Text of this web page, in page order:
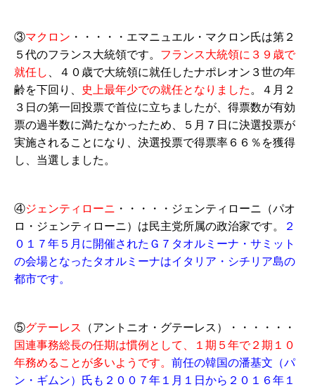
③マクロン ・・・・・エマニュエル・マクロン氏は第２
５代のフランス大統領です。 フランス大統領に３９歳で
就任し
、４０歳で大統領に就任したナポレオン３世の年
齢を下回り、
史上最年少での就任となりました 。４月２
３日の第一回投票で首位に立ちましたが、得票数が有効
票の過半数に満たなかったため、５月７日に決選投票が
実施されることになり、決選投票で得票率６６％を獲得
し、当選しました。
④ジェンティローニ ・・・・・ジェンティローニ（パオ
ロ・ジェンティローニ）は民主党所属の政治家です。
２
０１７年５月に開催されたＧ７タオルミーナ・サミット
の会場となったタオルミーナはイタリア・シチリア島の
都市です。
⑤グテーレス
（アントニオ・グテーレス）・・・・・・
国連事務総長の任期は慣例として、１期５年で２期１０
年務めることが多いようです。 前任の韓国の潘基文（パ
ン・ギムン）氏も２００７年１月１日から２０１６年１